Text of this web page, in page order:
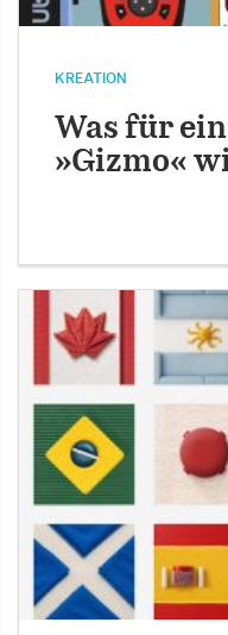
KREATION
Was für
»Gizmo«